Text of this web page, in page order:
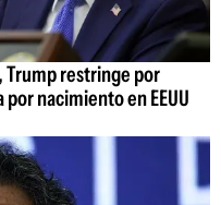
Trump restringe por
nacimiento en EEUU